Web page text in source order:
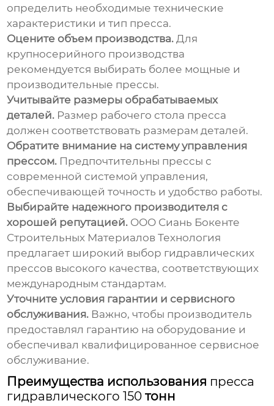
определить необходимые технические
характеристики и тип пресса.
Оцените объем производства. Для
крупносерийного производства
рекомендуется выбирать более мощные и
производительные прессы.
Учитывайте размеры обрабатываемых
деталей. Размер рабочего стола пресса
должен соответствовать размерам деталей.
Обратите внимание на систему управления
прессом. Предпочтительны прессы с
современной системой управления,
обеспечивающей точность и удобство работы.
Выбирайте надежного производителя с
хорошей репутацией. ООО Сиань Бокенте
Строительных Материалов Технология
предлагает широкий выбор гидравлических
прессов высокого качества, соответствующих
международным стандартам.
Уточните условия гарантии и сервисного
обслуживания. Важно, чтобы производитель
предоставлял гарантию на оборудование и
обеспечивал квалифицированное сервисное
обслуживание.
Преимущества использования пресса
гидравлического 150 тонн